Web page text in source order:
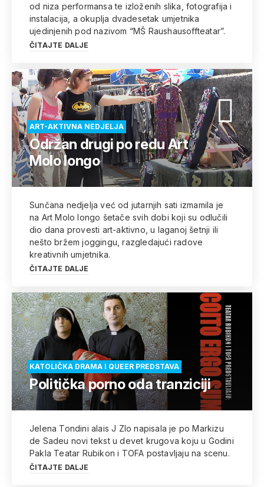
od niza performansa te izloženih slika, fotografija i
instalacija, a okuplja dvadesetak umjetnika
ujedinjenih pod nazivom “MŠ Raushausoffteatar”.
ČITAJTE DALJE
ART-AKTIVNA NEDJELJA
Održan drugi po redu Art
Molo longo
Sunčana nedjelja već od jutarnjih sati izmamila je
na Art Molo longo šetače svih dobi koji su odlučili
dio dana provesti art-aktivno, u laganoj šetnji ili
nešto bržem joggingu, razgledajući radove
kreativnih umjetnika.
ČITAJTE DALJE
KATOLIČKA DRAMA I QUEER PREDSTAVA
Politička porno oda tranziciji
Jelena Tondini alais J Zlo napisala je po Markizu
de Sadeu novi tekst u devet krugova koju u Godini
Pakla Teatar Rubikon i TOFA postavljaju na scenu.
ČITAJTE DALJE